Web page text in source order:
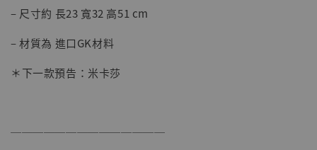
NT$ 1,500
– 尺寸約 長23 寬32 高51 cm
– 材質為 進口GK材料
＊下一款預告：米卡莎
──────────────